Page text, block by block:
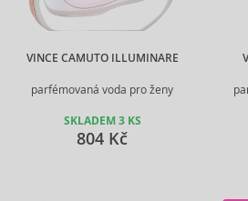
VINCE CAMUTO ILLUMINARE
parfémovaná voda pro ženy
SKLADEM 3 KS
804 Kč